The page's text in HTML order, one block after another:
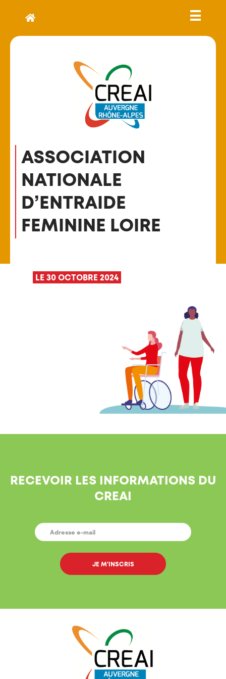
ASSOCIATION
NATIONALE
D’ENTRAIDE
FEMININE LOIRE
LE 30 OCTOBRE 2024
RECEVOIR LES INFORMATIONS DU
CREAI
E-
MAIL *